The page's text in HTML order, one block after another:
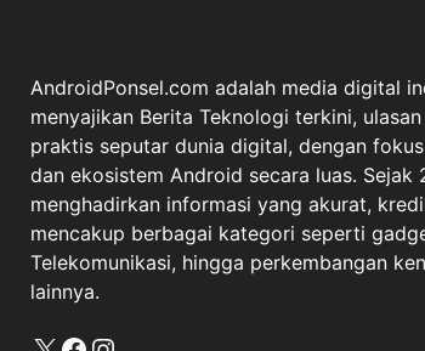
AndroidPonsel.com adalah media digital
menyajikan Berita Teknologi terkini,
praktis seputar dunia digital, dengan
dan ekosistem Android secara luas. Sejak
menghadirkan informasi yang akurat,
mencakup berbagai kategori seperti
Telekomunikasi, hingga perkembangan
lainnya.